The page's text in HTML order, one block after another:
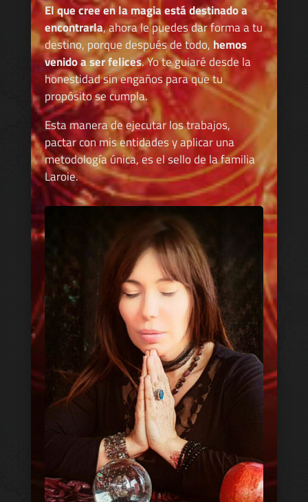
El que cree en la magia está destinado a
encontrarla, ahora le puedes dar forma a tu
destino, porque después de todo, hemos
venido a ser felices. Yo te guiaré desde la
honestidad sin engaños para que tu
propósito se cumpla.
Esta manera de ejecutar los trabajos,
pactar con mis entidades y aplicar una
metodología única, es el sello de la familia
Laroie.